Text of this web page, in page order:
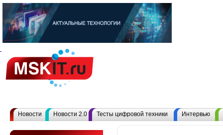
Новости Новости 2.0 Тесты цифровой техники Интервью